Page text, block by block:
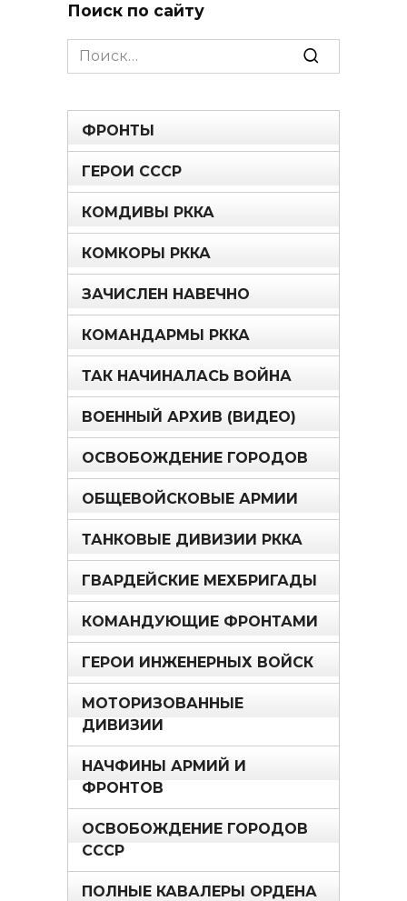
Поиск по сайту
Search
for:
ФРОНТЫ
ГЕРОИ СССР
КОМДИВЫ РККА
КОМКОРЫ РККА
ЗАЧИСЛЕН НАВЕЧНО
КОМАНДАРМЫ РККА
ТАК НАЧИНАЛАСЬ ВОЙНА
ВОЕННЫЙ АРХИВ (ВИДЕО)
ОСВОБОЖДЕНИЕ ГОРОДОВ
ОБЩЕВОЙСКОВЫЕ АРМИИ
ТАНКОВЫЕ ДИВИЗИИ РККА
ГВАРДЕЙСКИЕ МЕХБРИГАДЫ
КОМАНДУЮЩИЕ ФРОНТАМИ
ГЕРОИ ИНЖЕНЕРНЫХ ВОЙСК
МОТОРИЗОВАННЫЕ
ДИВИЗИИ
НАЧФИНЫ АРМИЙ И
ФРОНТОВ
ОСВОБОЖДЕНИЕ ГОРОДОВ
СССР
ПОЛНЫЕ КАВАЛЕРЫ ОРДЕНА